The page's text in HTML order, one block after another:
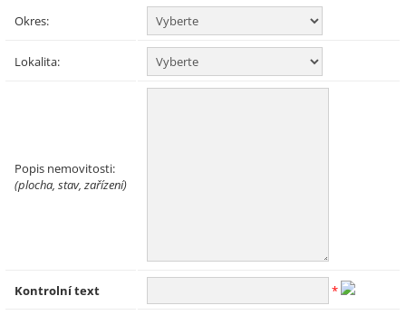
Okres:
Lokalita:
Popis nemovitosti:
(plocha, stav, zařízení)
Kontrolní text *